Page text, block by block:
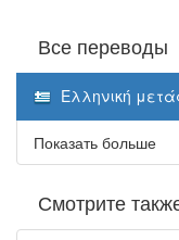
Все переводы
Ελληνική
Показать больше
Смотрите